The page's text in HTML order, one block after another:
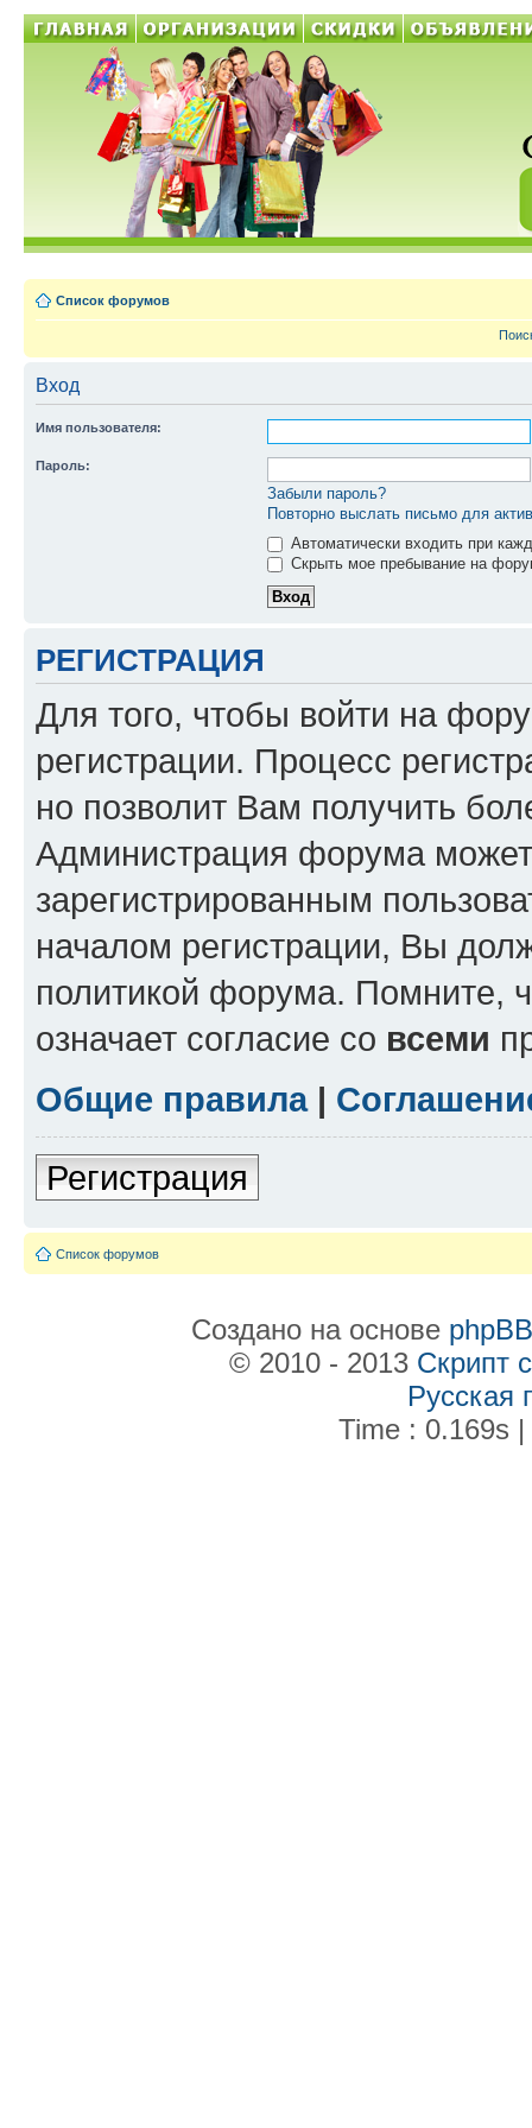
Список форумов
Вход
Имя пользователя:
Пароль:
Забыли пароль?
Повторно выслать письмо для
Автоматически входить при
Скрыть мое пребывание на
РЕГИСТРАЦИЯ
Для того, чтобы войти на
регистрации. Процесс
но позволит Вам получить
Администрация форума может
зарегистрированным
началом регистрации, Вы
политикой форума. Помните,
означает согласие со всеми
Общие правила|
Регистрация
Список форумов
Создано на основе phpBB
© 2010 - 2013 Скрипт
Русская
Time : 0.169s